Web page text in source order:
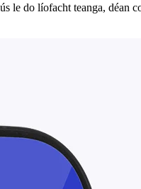
le do líofacht teanga,